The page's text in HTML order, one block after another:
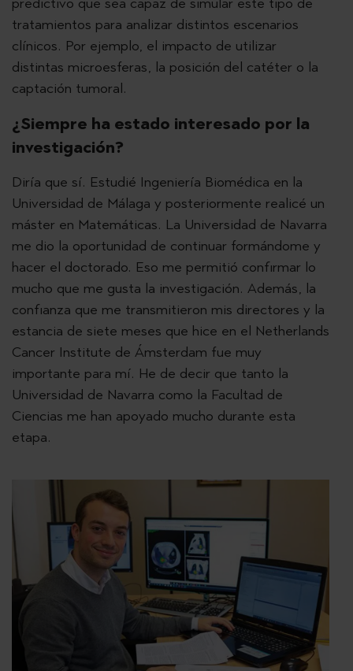
tratamientos para analizar distintos escenarios
clínicos. Por ejemplo, el impacto de utilizar
distintas microesferas, la posición del catéter o la
captación tumoral.
¿Siempre ha estado interesado por la
investigación?
Diría que sí. Estudié Ingeniería Biomédica en la
Universidad de Málaga y posteriormente realicé un
máster en Matemáticas. La Universidad de Navarra
me dio la oportunidad de continuar formándome y
hacer el doctorado. Eso me permitió confirmar lo
mucho que me gusta la investigación. Además, la
confianza que me transmitieron mis directores y la
estancia de siete meses que hice en el Netherlands
Cancer Institute de Ámsterdam fue muy
importante para mí. He de decir que tanto la
Universidad de Navarra como la Facultad de
Ciencias me han apoyado mucho durante esta
etapa.